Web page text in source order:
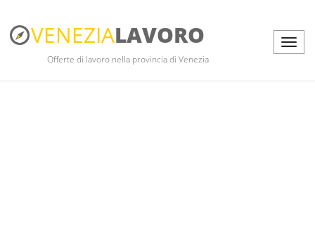
VENEZIALAVORO
Offerte di lavoro nella provincia di Venezia